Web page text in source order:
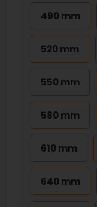
490 mm
520 mm
550 mm
580 mm
610 mm
640 mm